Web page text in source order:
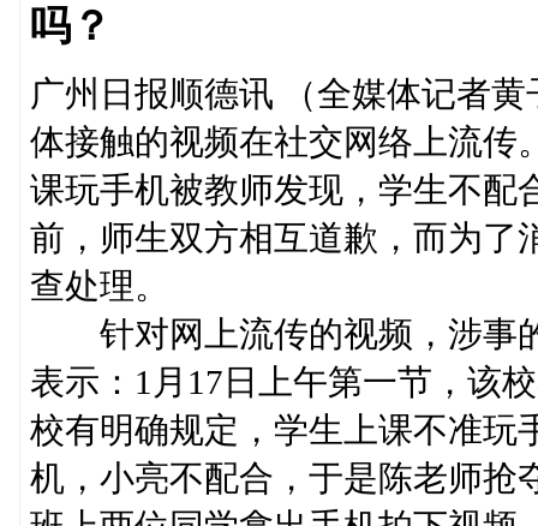
吗？
广州日报顺德讯 （全媒体记者
体接触的视频在社交网络上流传
课玩手机被教师发现，学生不配
前，师生双方相互道歉，而为了
查处理。
针对网上流传的视频，涉事
表示：1月17日上午第一节，该
校有明确规定，学生上课不准玩
机，小亮不配合，于是陈老师抢